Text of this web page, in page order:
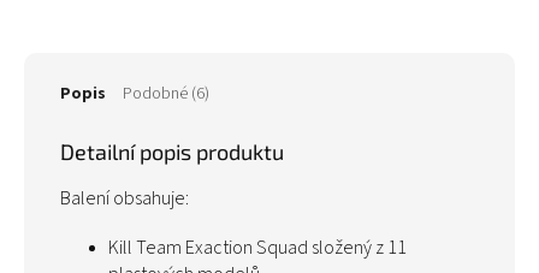
Popis Podobné (6)
Detailní popis produktu
Balení obsahuje:
Kill Team Exaction Squad složený z 11